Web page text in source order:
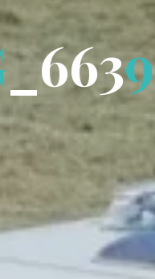
_6639